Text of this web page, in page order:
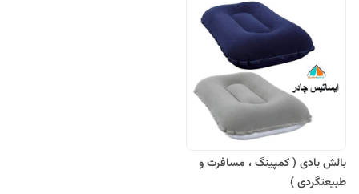
بالش بادی ( کمپینگ ، مسافرت و
طبیعتگردی )